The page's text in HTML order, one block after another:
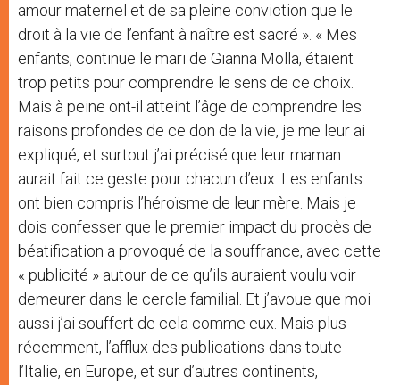
amour maternel et de sa pleine conviction que le
droit à la vie de l’enfant à naître est sacré ». « Mes
enfants, continue le mari de Gianna Molla, étaient
trop petits pour comprendre le sens de ce choix.
Mais à peine ont-il atteint l’âge de comprendre les
raisons profondes de ce don de la vie, je me leur ai
expliqué, et surtout j’ai précisé que leur maman
aurait fait ce geste pour chacun d’eux. Les enfants
ont bien compris l’héroïsme de leur mère. Mais je
dois confesser que le premier impact du procès de
béatification a provoqué de la souffrance, avec cette
« publicité » autour de ce qu’ils auraient voulu voir
demeurer dans le cercle familial. Et j’avoue que moi
aussi j’ai souffert de cela comme eux. Mais plus
récemment, l’afflux des publications dans toute
l’Italie, en Europe, et sur d’autres continents,